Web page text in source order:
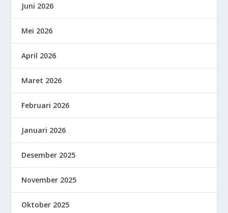
Juni 2026
Mei 2026
April 2026
Maret 2026
Februari 2026
Januari 2026
Desember 2025
November 2025
Oktober 2025